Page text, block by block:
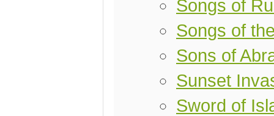
Songs of
Songs of
Sons of
Sunset
Sword of